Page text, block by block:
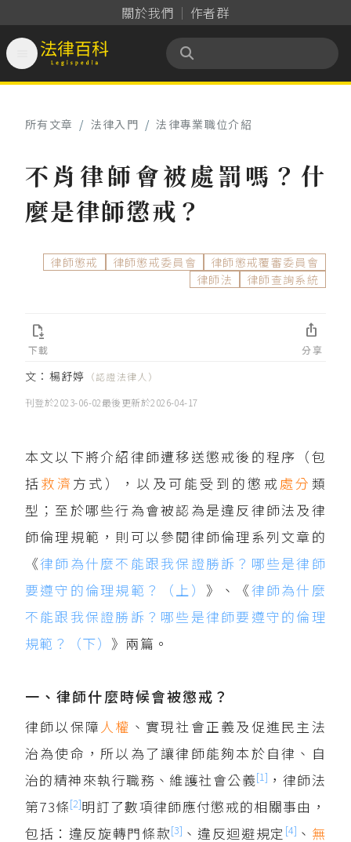
關於我們 作者群
法律百科 Legispedia
所有文章 / 法律入門 / 法律專業職位介紹
不肖律師會被處罰嗎？什
麼是律師懲戒？
律師懲戒 律師懲戒委員會
律師懲戒覆審委員會
律師法
律師查詢系統
文： 楊舒婷
（認證法律人）
刊登於2023-06-02最後更新於2026-04-17
本文以下將介紹律師遭移送懲戒後的程序（包
括救濟 方式），以及可能受到的懲戒 處分 類
型；至於哪些行為會被認為是違反律師法及律
師倫理規範，則可以參閱律師倫理系列文章的
《律師為什麼不能跟我保證勝訴？哪些是律師
要遵守的倫理規範？（上） 》、《律師為什麼
不能跟我保證勝訴？哪些是律師要遵守的倫理
規範？（下） 》兩篇。
一、律師什麼時候會被懲戒？
律師以保障 人權 、實現社會正義及促進民主法
治為使命，所以為了讓律師能夠本於自律、自
治的精神來執行職務、維護社會公義[1] ，律師法
第73條[2]明訂了數項律師應付懲戒的相關事由，
包括：違反旋轉門條款[3] 、違反迴避規定 [4] 、 無
下載

分享
